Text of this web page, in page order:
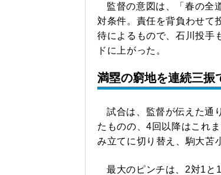
監督の意図は、「春の全
対条件。責任を背負わせて
待によるもので、石川投手
ドに上がった。
満塁の窮地を連続三振
試合は、監督が伝えた通
たものの、4回以降はこれ
み立てに切り替え、駒大苫
最大のピンチは、2対1と